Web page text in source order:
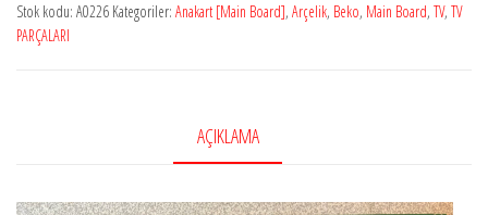
VTY190R-
6,
A74
Stok kodu: A0226 Kategoriler: Anakart [Main Board], Arçelik, Beko, Main Board, TV, TV
PARÇALARI
AÇIKLAMA